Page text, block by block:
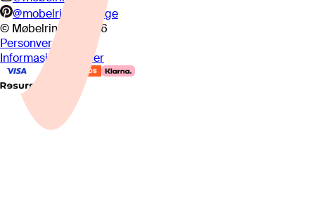
@mobelringennorge
© Møbelringen
2026
Personvern
Informasjonskapsler